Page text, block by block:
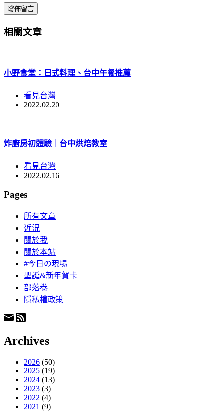
發佈留言
相關文章
小野食堂：日式料理、台中午餐推薦
看見台灣
2022.02.20
炸廚房初體驗｜台中烘焙教室
看見台灣
2022.02.16
Pages
所有文章
近況
關於我
關於本站
#今日の現場
聖誕&新年賀卡
部落卷
隱私權政策
Archives
2026 (50)
2025 (19)
2024 (13)
2023 (3)
2022 (4)
2021 (9)